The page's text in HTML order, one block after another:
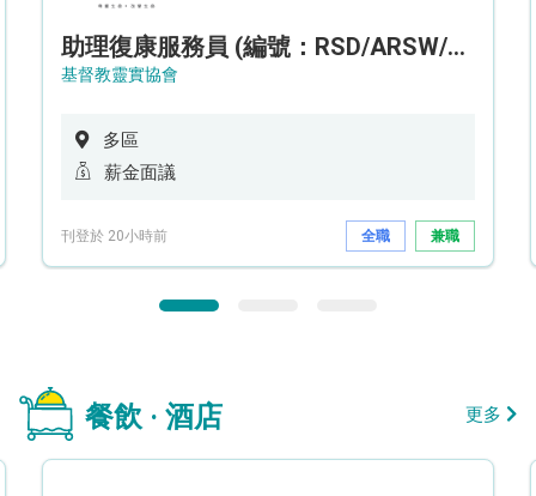
助理復康服務員 (編號：RSD/ARSW/CTE)
基督教靈實協會
多區
薪金面議
刊登於 20小時前 全職 兼職
餐飲 · 酒店 更多